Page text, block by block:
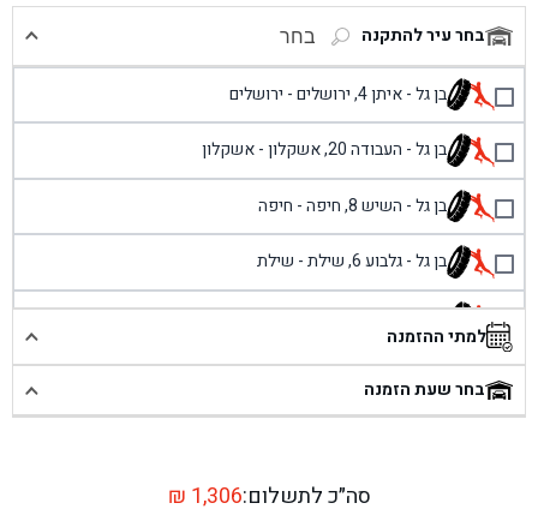
בחר עיר להתקנה בחר
בן גל - איתן 4, ירושלים - ירושלים
בן גל - העבודה 20, אשקלון - אשקלון
בן גל - השיש 8, חיפה - חיפה
בן גל - גלבוע 6, שילת - שילת
בן גל - פוריידיס, כניסה צפונית מול כביש 4 - פרדיס
בן גל - שכונת אזור תעשייה זעירה, עיילבון - עיילבון
בן גל - דרך השבעה 20, אזור - אזור
למתי ההזמנה
בחר שעת הזמנה
סה״כ לתשלום: ₪ 1,306